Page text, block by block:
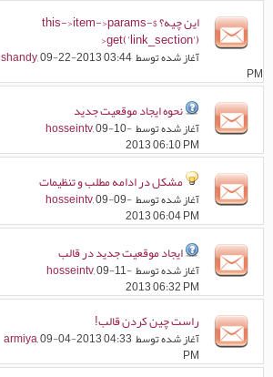
این چیه؟ $this->item->params-
>get('link_section')
آغاز شده توسط shandy, 09-22-2013 03:44
PM
نحوه ایجاد موقعیت جدید
آغاز شده توسط hosseintv, 09-10-
2013 06:10 PM
مشکل در ادامه مطلب و تنظیمات
آغاز شده توسط hosseintv, 09-09-
2013 06:04 PM
ایجاد موقعیت جدید در قالب
آغاز شده توسط hosseintv, 09-11-
2013 06:32 PM
راست چین کردن قالب!
آغاز شده توسط armiya, 09-04-2013 04:33
PM